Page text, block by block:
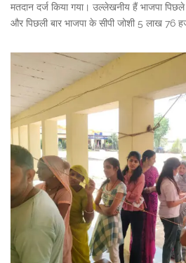
मतदान दर्ज किया गया। उल्लेखनीय हैं भाजपा
और पिछली बार भाजपा के सीपी जोशी 5 लाख 76